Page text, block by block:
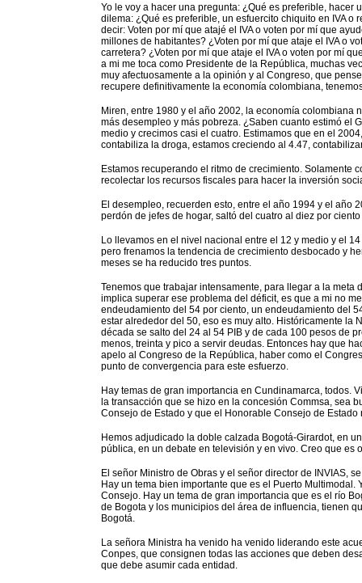
Yo le voy a hacer una pregunta: ¿Qué es preferible, hacer
dilema: ¿Qué es preferible, un esfuercito chiquito en IVA
decir: Voten por mí que atajé el IVA o voten por mí que
millones de habitantes? ¿Voten por mí que ataje el IVA o
carretera? ¿Voten por mí que ataje el IVA o voten por mí
a mi me toca como Presidente de la República, muchas
muy afectuosamente a la opinión y al Congreso, que
recupere definitivamente la economía colombiana,
Miren, entre 1980 y el año 2002, la economía colombiana
más desempleo y más pobreza. ¿Saben cuanto estimó el
medio y crecimos casi el cuatro. Estimamos que en el
contabiliza la droga, estamos creciendo al 4.47,
Estamos recuperando el ritmo de crecimiento. Solamente
recolectar los recursos fiscales para hacer la inversión
El desempleo, recuerden esto, entre el año 1994 y el año
perdón de jefes de hogar, saltó del cuatro al diez por
Lo llevamos en el nivel nacional entre el 12 y medio y el
pero frenamos la tendencia de crecimiento desbocado y
meses se ha reducido tres puntos.
Tenemos que trabajar intensamente, para llegar a la
implica superar ese problema del déficit, es que a mi no
endeudamiento del 54 por ciento, un endeudamiento del
estar alrededor del 50, eso es muy alto. Históricamente la
década se salto del 24 al 54 PIB y de cada 100 pesos de
menos, treinta y pico a servir deudas. Entonces hay que
apelo al Congreso de la República, haber como el
punto de convergencia para este esfuerzo.
Hay temas de gran importancia en Cundinamarca, todos.
la transacción que se hizo en la concesión Commsa, sea
Consejo de Estado y que el Honorable Consejo de
Hemos adjudicado la doble calzada Bogotá-Girardot, en
pública, en un debate en televisión y en vivo. Creo que es
El señor Ministro de Obras y el señor director de INVIAS,
Hay un tema bien importante que es el Puerto
Consejo. Hay un tema de gran importancia que es el río
de Bogota y los municipios del área de influencia, tienen
Bogotá.
La señora Ministra ha venido ha venido liderando este
Conpes, que consignen todas las acciones que deben
que debe asumir cada entidad.